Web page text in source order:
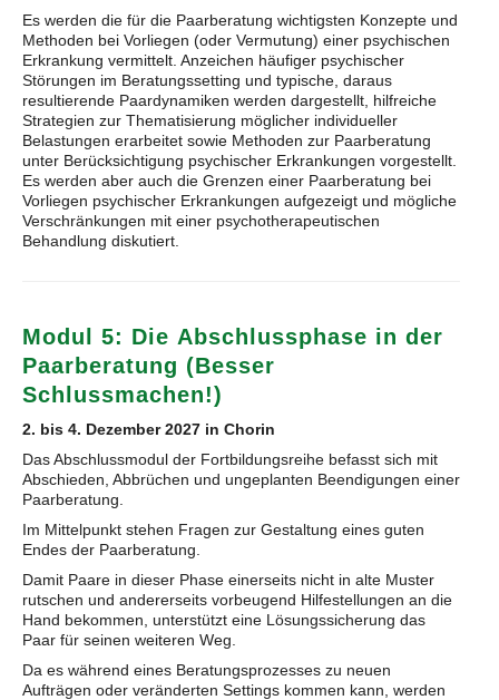
Es werden die für die Paarberatung wichtigsten Konzepte und
Methoden bei Vorliegen (oder Vermutung) einer psychischen
Erkrankung vermittelt. Anzeichen häufiger psychischer
Störungen im Beratungssetting und typische, daraus
resultierende Paardynamiken werden dargestellt, hilfreiche
Strategien zur Thematisierung möglicher individueller
Belastungen erarbeitet sowie Methoden zur Paarberatung
unter Berücksichtigung psychischer Erkrankungen vorgestellt.
Es werden aber auch die Grenzen einer Paarberatung bei
Vorliegen psychischer Erkrankungen aufgezeigt und mögliche
Verschränkungen mit einer psychotherapeutischen
Behandlung diskutiert.
Modul 5: Die Abschlussphase in der
Paarberatung (Besser
Schlussmachen!)
2. bis 4. Dezember 2027 in Chorin
Das Abschlussmodul der Fortbildungsreihe befasst sich mit
Abschieden, Abbrüchen und ungeplanten Beendigungen einer
Paarberatung.
Im Mittelpunkt stehen Fragen zur Gestaltung eines guten
Endes der Paarberatung.
Damit Paare in dieser Phase einerseits nicht in alte Muster
rutschen und andererseits vorbeugend Hilfestellungen an die
Hand bekommen, unterstützt eine Lösungssicherung das
Paar für seinen weiteren Weg.
Da es während eines Beratungsprozesses zu neuen
Aufträgen oder veränderten Settings kommen kann, werden